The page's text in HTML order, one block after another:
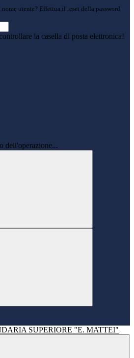
utente? Effettua il reset della password
la casella di posta elettronica!
dell'operazione...